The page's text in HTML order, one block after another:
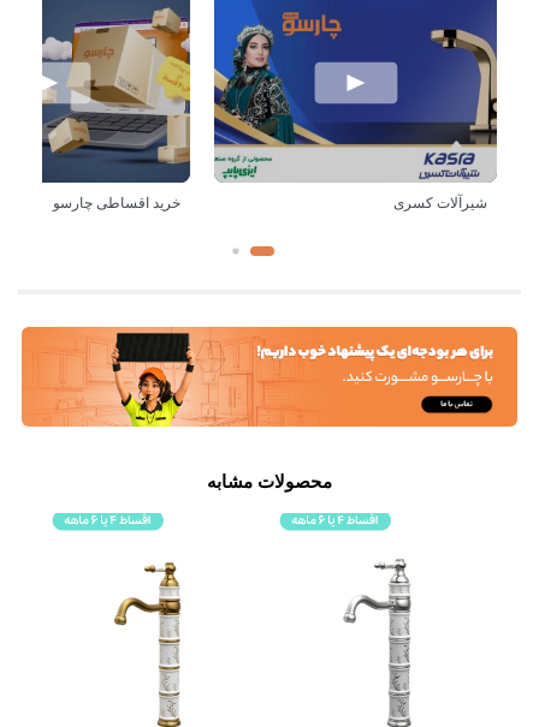
شیرآلات کسری خرید اقساطی چارسو
محصولات مشابه